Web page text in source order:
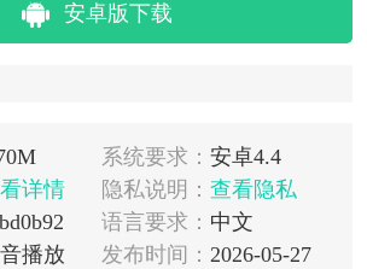
安卓版下载
系统要求： 安卓4.4
详情 隐私说明： 查看隐私
语言要求： 中文
播放 发布时间： 2026-05-27